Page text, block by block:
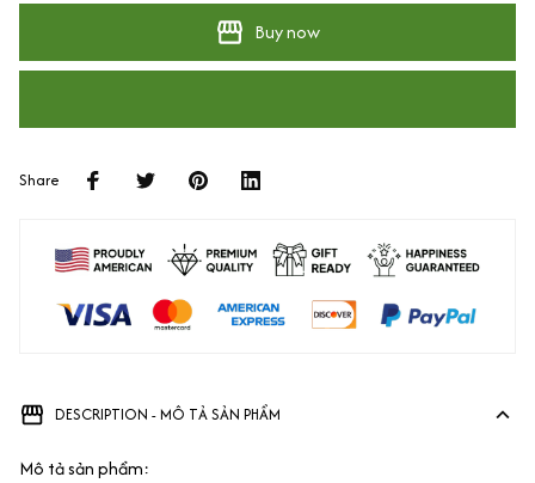
Buy now
Share
DESCRIPTION - MÔ TẢ SẢN PHẨM
Mô tả sản phẩm: